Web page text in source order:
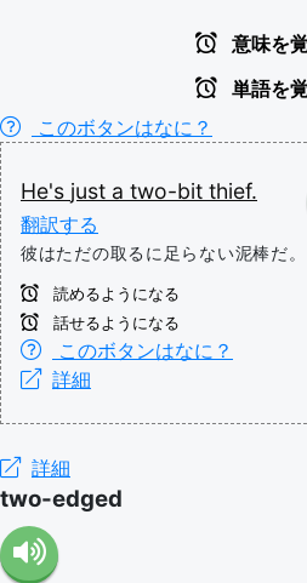
意味を
単語を
このボタンはなに？
He's just a two-bit thief.
翻訳する
彼はただの取るに足らない泥棒だ。
読めるようになる
話せるようになる
このボタンはなに？
詳細
詳細
two-edged